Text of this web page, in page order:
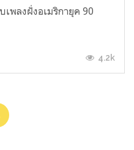
เพลงฝั่งอเมริกายุค 90
4.2k